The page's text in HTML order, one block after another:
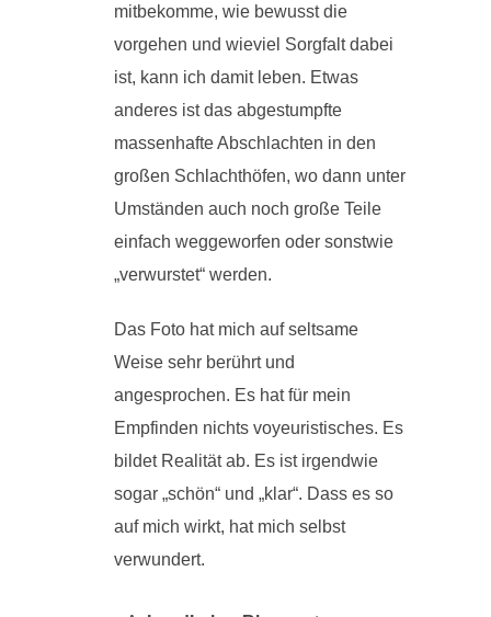
mitbekomme, wie bewusst die
vorgehen und wieviel Sorgfalt dabei
ist, kann ich damit leben. Etwas
anderes ist das abgestumpfte
massenhafte Abschlachten in den
großen Schlachthöfen, wo dann unter
Umständen auch noch große Teile
einfach weggeworfen oder sonstwie
„verwurstet“ werden.
Das Foto hat mich auf seltsame
Weise sehr berührt und
angesprochen. Es hat für mein
Empfinden nichts voyeuristisches. Es
bildet Realität ab. Es ist irgendwie
sogar „schön“ und „klar“. Dass es so
auf mich wirkt, hat mich selbst
verwundert.